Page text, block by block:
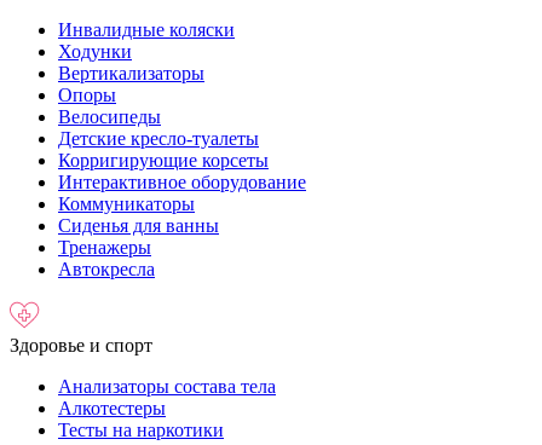
Инвалидные коляски
Ходунки
Вертикализаторы
Опоры
Велосипеды
Детские кресло-туалеты
Корригирующие корсеты
Интерактивное оборудование
Коммуникаторы
Сиденья для ванны
Тренажеры
Автокресла
Здоровье и спорт
Анализаторы состава тела
Алкотестеры
Тесты на наркотики